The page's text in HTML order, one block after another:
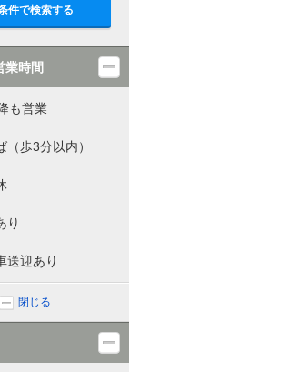
件で検索する
業時間
も営業
（歩3分以内）
り
送迎あり
閉じる